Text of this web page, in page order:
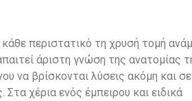
περιστατικό τη χρυσή τομή
άριστη γνώση της ανατομίας
να βρίσκονται λύσεις ακόμη και σε
χέρια ενός έμπειρου και ειδικά